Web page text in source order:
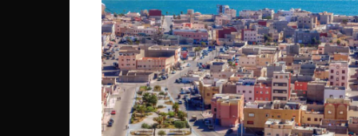
Lesotho Fr
Liberia
Mali
Malawi Fr
Maroc